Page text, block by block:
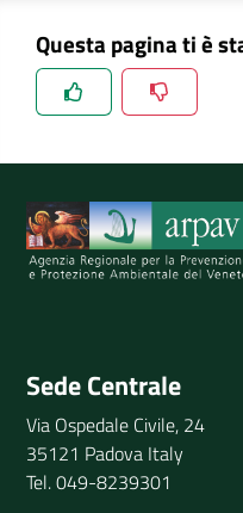
Questa pagina ti è
Spiegaci perchè, e
Sede Centrale
Via Ospedale Civile, 24
35121 Padova Italy
Tel. 049-8239301